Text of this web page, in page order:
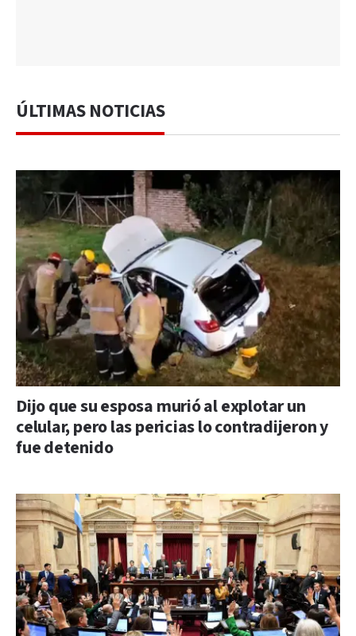
ÚLTIMAS NOTICIAS
Dijo que su esposa murió al explotar un
celular, pero las pericias lo contradijeron y
fue detenido